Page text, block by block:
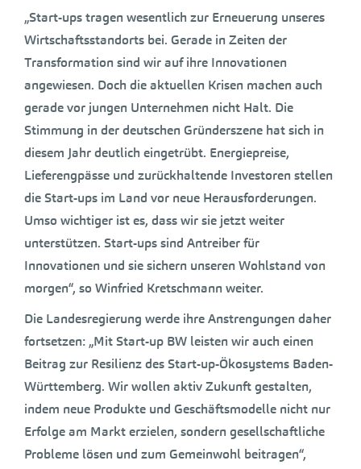
„Start-ups tragen wesentlich zur Erneuerung unseres
Wirtschaftsstandorts bei. Gerade in Zeiten der
Transformation sind wir auf ihre Innovationen
angewiesen. Doch die aktuellen Krisen machen auch
gerade vor jungen Unternehmen nicht Halt. Die
Stimmung in der deutschen Gründerszene hat sich in
diesem Jahr deutlich eingetrübt. Energiepreise,
Lieferengpässe und zurückhaltende Investoren stellen
die Start-ups im Land vor neue Herausforderungen.
Umso wichtiger ist es, dass wir sie jetzt weiter
unterstützen. Start-ups sind Antreiber für
Innovationen und sie sichern unseren Wohlstand von
morgen“, so Winfried Kretschmann weiter.
Die Landesregierung werde ihre Anstrengungen daher
fortsetzen: „Mit Start-up BW leisten wir auch einen
Beitrag zur Resilienz des Start-up-Ökosystems Baden-
Württemberg. Wir wollen aktiv Zukunft gestalten,
indem neue Produkte und Geschäftsmodelle nicht nur
Erfolge am Markt erzielen, sondern gesellschaftliche
Probleme lösen und zum Gemeinwohl beitragen“,